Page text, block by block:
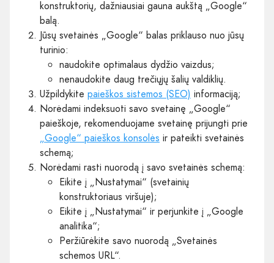
konstruktorių, dažniausiai gauna aukštą „Google“
balą.
Jūsų svetainės „Google“ balas priklauso nuo jūsų
turinio:
naudokite optimalaus dydžio vaizdus;
nenaudokite daug trečiųjų šalių valdiklių.
Užpildykite paieškos sistemos (SEO) informaciją;
Norėdami indeksuoti savo svetainę „Google“
paieškoje, rekomenduojame svetainę prijungti prie
„Google“ paieškos konsolės ir pateikti svetainės
schemą;
Norėdami rasti nuorodą į savo svetainės schemą:
Eikite į „Nustatymai“ (svetainių
konstruktoriaus viršuje);
Eikite į „Nustatymai“ ir perjunkite į „Google
analitika“;
Peržiūrėkite savo nuorodą „Svetainės
schemos URL“.